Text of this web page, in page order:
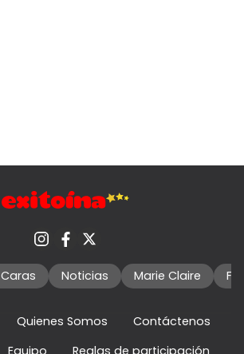
Caras Noticias Marie Claire
Quienes Somos
Contáctenos